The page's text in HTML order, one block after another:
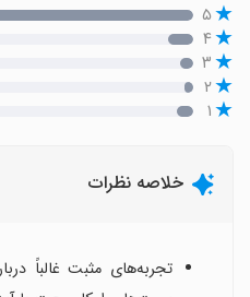
۵
۴
۳
۲
۱
خلاصه نظرات
تجربه‌های مثبت غالباً